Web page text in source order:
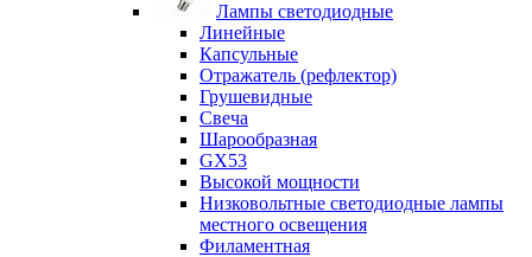
Лампы светодиодные
Линейные
Капсульные
Отражатель (рефлектор)
Грушевидные
Свеча
Шарообразная
GX53
Высокой мощности
Низковольтные светодиодные лампы
местного освещения
Филаментная